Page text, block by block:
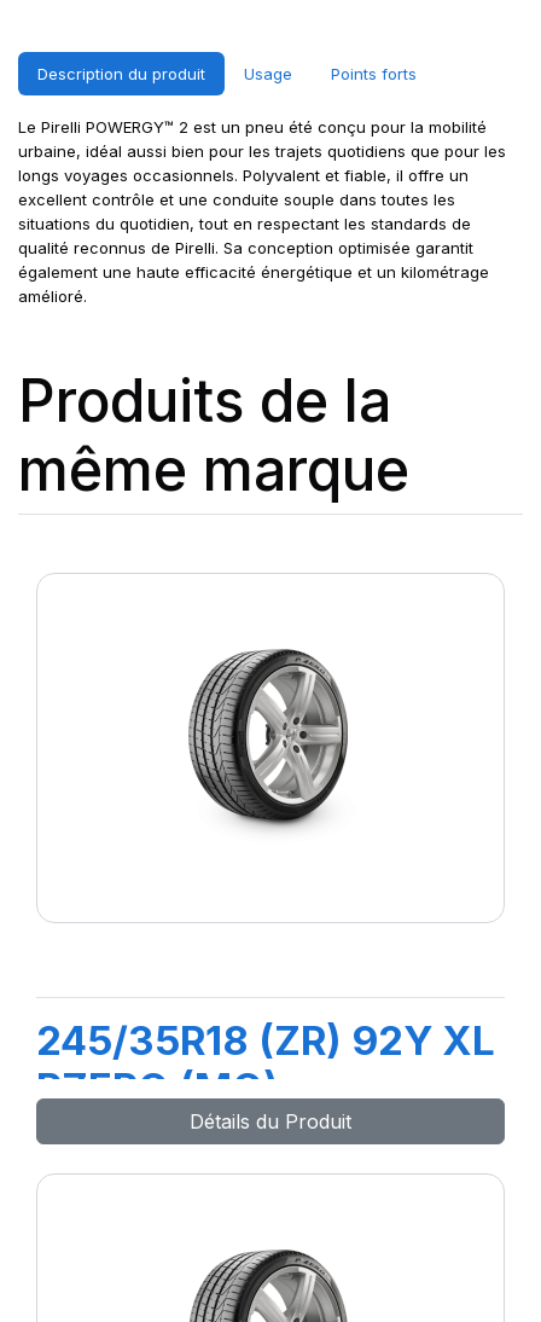
Description du produit Usage Points forts
Le Pirelli POWERGY™ 2 est un pneu été conçu pour la mobilité
urbaine, idéal aussi bien pour les trajets quotidiens que pour les
longs voyages occasionnels. Polyvalent et fiable, il offre un
excellent contrôle et une conduite souple dans toutes les
situations du quotidien, tout en respectant les standards de
qualité reconnus de Pirelli. Sa conception optimisée garantit
également une haute efficacité énergétique et un kilométrage
amélioré.
Produits de la
même marque
245/35R18 (ZR) 92Y XL
PZERO (MO)
Détails du Produit